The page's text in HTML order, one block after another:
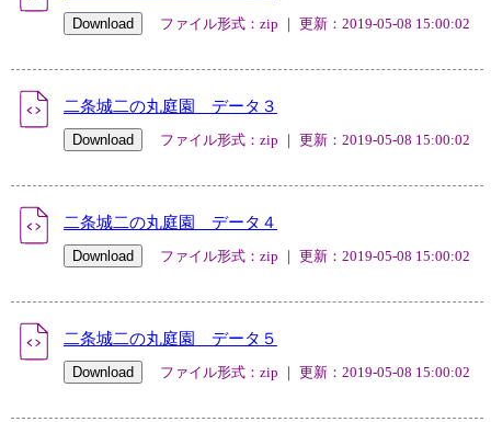
ファイル形式：zip ｜ 更新：2019-05-08 15:00:02
二条城二の丸庭園 データ３
ファイル形式：zip ｜ 更新：2019-05-08 15:00:02
二条城二の丸庭園 データ４
ファイル形式：zip ｜ 更新：2019-05-08 15:00:02
二条城二の丸庭園 データ５
ファイル形式：zip ｜ 更新：2019-05-08 15:00:02